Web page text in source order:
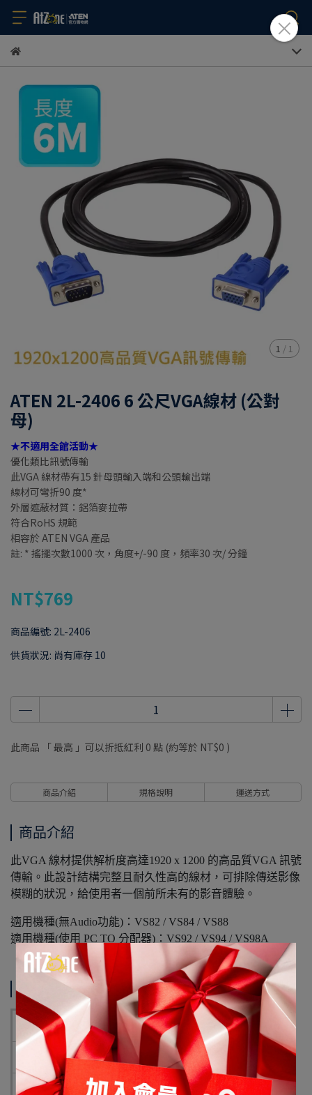
1 / 1
ATEN 2L-2406 6 公尺VGA線材 (公對
母)
★不適用全館活動★
優化類比訊號傳輸
此VGA 線材帶有15 針母頭輸入端和公頭輸出端
線材可彎折90 度*
外層遮蔽材質：鋁箔麥拉帶
符合RoHS 規範
相容於 ATEN VGA 產品
註: * 搖擺次數1000 次，角度+/-90 度，頻率30 次/ 分鐘
NT$769
商品編號: 2L-2406
供貨狀況: 尚有庫存 10
此商品 「 最高 」可以折抵紅利 0 點 (約等於 NT$0 )
商品介紹 規格說明 運送方式
商品介紹
此VGA 線材提供解析度高達1920 x 1200 的高品質VGA 訊號
傳輸。此設計結構完整且耐久性高的線材，可排除傳送影像
模糊的狀況，給使用者一個前所未有的影音體驗。
適用機種(無Audio功能)：VS82 / VS84 / VS88
適用機種(使用 PC TO 分配器)：VS92 / VS94 / VS98A
規格說明
導線
鍍錫銅
絞合外徑 30 AWG